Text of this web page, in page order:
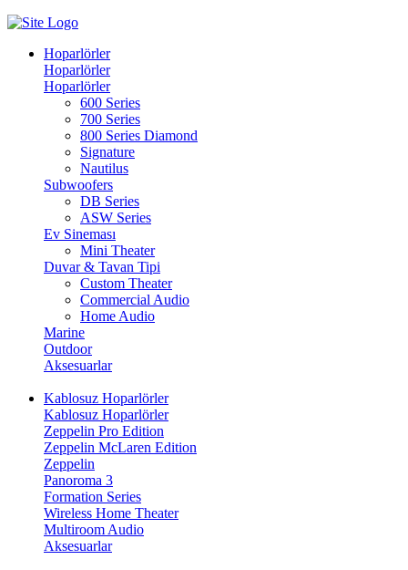
Hoparlörler
Hoparlörler
Hoparlörler
600 Series
700 Series
800 Series Diamond
Signature
Nautilus
Subwoofers
DB Series
ASW Series
Ev Sineması
Mini Theater
Duvar & Tavan Tipi
Custom Theater
Commercial Audio
Home Audio
Marine
Outdoor
Aksesuarlar
Kablosuz Hoparlörler
Kablosuz Hoparlörler
Zeppelin Pro Edition
Zeppelin McLaren Edition
Zeppelin
Panoroma 3
Formation Series
Wireless Home Theater
Multiroom Audio
Aksesuarlar